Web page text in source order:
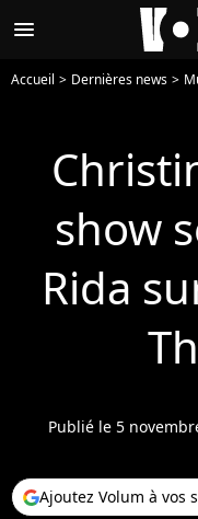
menu
Accueil Dernières news
show
Rida
Publié le 5
Ajoutez Volum à vos